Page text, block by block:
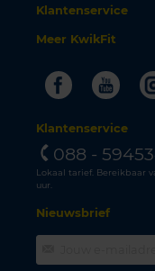
Klantenservice
Meer KwikFit
Facebook
Klantenservice
088 -
Lokaal tarief. Bereikbaar
uur.
Nieuwsbrief